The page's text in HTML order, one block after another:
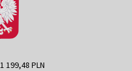
199,48 PLN